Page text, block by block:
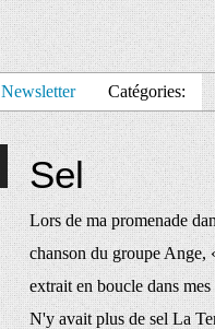
Newsletter Catégories:
Sel
Lors de ma promenade
chanson du groupe Ange,
extrait en boucle dans
N'y avait plus de sel La